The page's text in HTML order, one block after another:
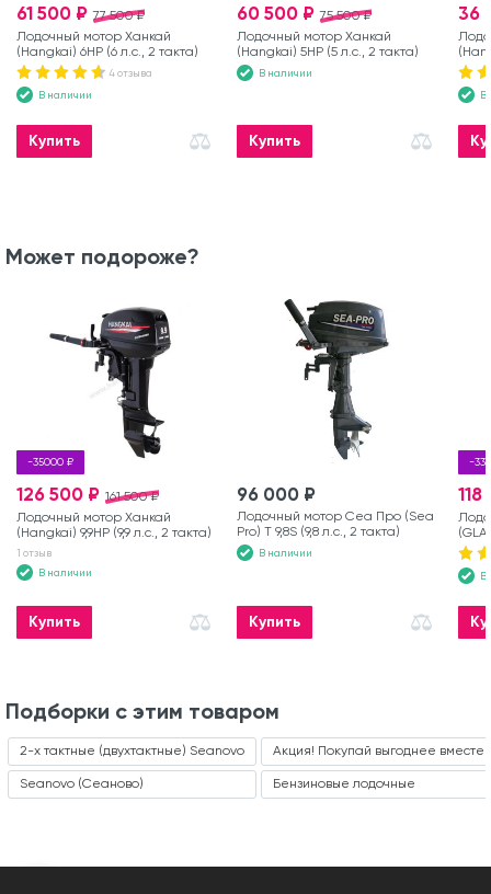
77 500 ₽
61 500 ₽
Лодочный мотор Ханкай
(Hangkai) 6HP (6 л.с., 2 такта)
4 отзыва
В наличии
Купить
75 500 ₽
60 500 ₽
Лодочный мотор Ханкай
(Hangkai) 5HP (5 л.с., 2 такта)
В наличии
Купить
36
В
Может подороже?
-35000 ₽
161 500 ₽
126 500 ₽
Лодочный мотор Ханкай
(Hangkai) 9,9HP (9,9 л.с., 2 такта)
1 отзыв
В наличии
Купить
96 000 ₽
Лодочный мотор Сеа Про (Sea
Pro) Т 9,8S (9,8 л.с., 2 такта)
В наличии
Купить
-
В
Подборки с этим товаром
2-х тактные (двухтактные) Seanovo
Seanovo (Сеаново)
Акция! Покупай выгоднее вместе
Бензиновые лодочные